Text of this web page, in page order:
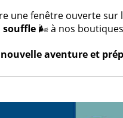
une fenêtre ouverte
souffle🌬️ à nos boutiques
aventure et